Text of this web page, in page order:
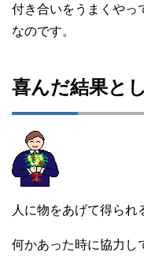
付き合いをうまくやっ
なのです。
喜んだ結果と
人に物をあげて得られ
何かあった時に協力し